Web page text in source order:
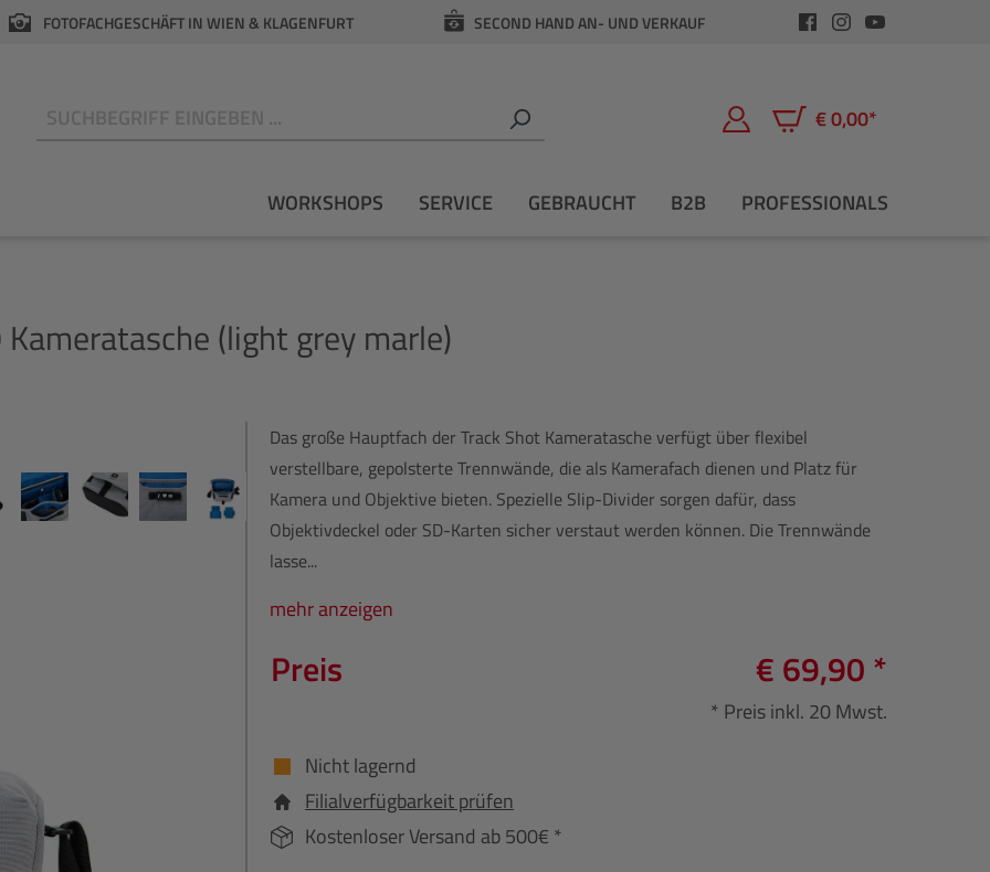
FOTOFACHGESCHÄFT IN WIEN & KLAGENFURT SECOND HAND AN- UND VERKAUF
€ 0,00*
Warenkorb enthält 0
WORKSHOPS SERVICE GEBRAUCHT B2B PROFESSIONALS
(light grey marle)
Das große Hauptfach der Track Shot Kameratasche verfügt über flexibel
verstellbare, gepolsterte Trennwände, die als Kamerafach dienen und Platz für
Kamera und Objektive bieten. Spezielle Slip-Divider sorgen dafür, dass
Objektivdeckel oder SD-Karten sicher verstaut werden können. Die Trennwände
lasse...
mehr anzeigen
Preis € 69,90 *
* Preis inkl. 20 Mwst.
Nicht lagernd
Filialverfügbarkeit prüfen
Kostenloser Versand ab 500€ *